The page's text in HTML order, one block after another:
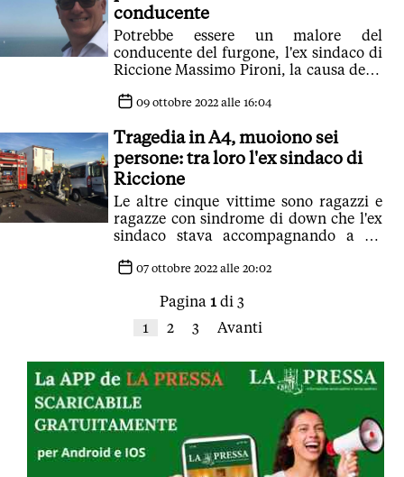
conducente
Potrebbe essere un malore del
conducente del furgone, l'ex sindaco di
Riccione Massimo Pironi, la causa della
09 ottobre 2022 alle 16:04
Tragedia in A4, muoiono sei
persone: tra loro l'ex sindaco di
Riccione
Le altre cinque vittime sono ragazzi e
ragazze con sindrome di down che l'ex
sindaco stava accompagnando a un
07 ottobre 2022 alle 20:02
Pagina 1 di 3
1
2 3 Avanti